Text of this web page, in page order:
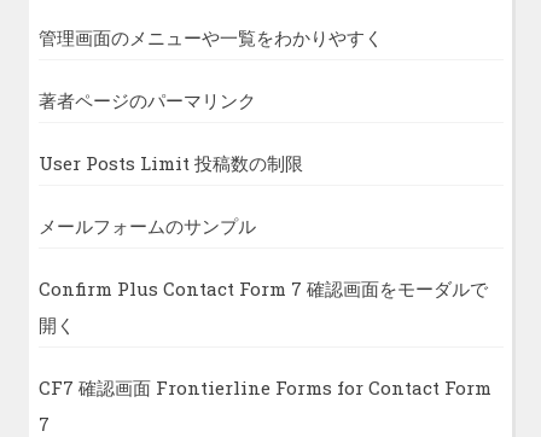
管理画面のメニューや一覧をわかりやすく
著者ページのパーマリンク
User Posts Limit 投稿数の制限
メールフォームのサンプル
Confirm Plus Contact Form 7 確認画面をモーダルで
開く
CF7 確認画面 Frontierline Forms for Contact Form
7